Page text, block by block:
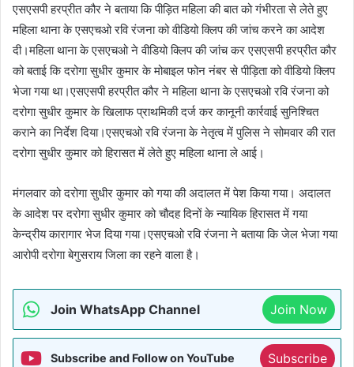
एसएसपी हरप्रीत कौर ने बताया कि पीड़ित महिला की बात को गंभीरता से लेते हुए
महिला थाना के एसएचओ रवि रंजना को वीडियो क्लिप की जांच करने का आदेश
दी।महिला थाना के एसएचओ ने वीडियो क्लिप की जांच कर एसएसपी हरप्रीत कौर
को बताई कि दरोगा सुधीर कुमार के मोबाइल फोन नंबर से पीड़िता को वीडियो क्लिप
भेजा गया था।एसएसपी हरप्रीत कौर ने महिला थाना के एसएचओ रवि रंजना को
दरोगा सुधीर कुमार के खिलाफ प्राथमिकी दर्ज कर कानूनी कार्रवाई सुनिश्चित
कराने का निर्देश दिया।एसएचओ रवि रंजना के नेतृत्व में पुलिस ने सोमवार की रात
दरोगा सुधीर कुमार को हिरासत में लेते हुए महिला थाना ले आई।
मंगलवार को दरोगा सुधीर कुमार को गया की अदालत में पेश किया गया। अदालत
के आदेश पर दरोगा सुधीर कुमार को चौदह दिनों के न्यायिक हिरासत में गया
केन्द्रीय कारागार भेज दिया गया।एसएचओ रवि रंजना ने बताया कि जेल भेजा गया
आरोपी दरोगा बेगुसराय जिला का रहने वाला है।
Join WhatsApp Channel Join Now
Subscribe and Follow on YouTube Subscribe